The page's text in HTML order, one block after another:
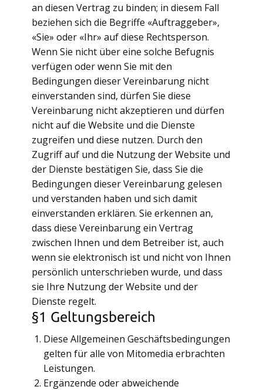
an diesen Vertrag zu binden; in diesem Fall
beziehen sich die Begriffe «Auftraggeber»,
«Sie» oder «Ihr» auf diese Rechtsperson.
Wenn Sie nicht über eine solche Befugnis
verfügen oder wenn Sie mit den
Bedingungen dieser Vereinbarung nicht
einverstanden sind, dürfen Sie diese
Vereinbarung nicht akzeptieren und dürfen
nicht auf die Website und die Dienste
zugreifen und diese nutzen. Durch den
Zugriff auf und die Nutzung der Website und
der Dienste bestätigen Sie, dass Sie die
Bedingungen dieser Vereinbarung gelesen
und verstanden haben und sich damit
einverstanden erklären. Sie erkennen an,
dass diese Vereinbarung ein Vertrag
zwischen Ihnen und dem Betreiber ist, auch
wenn sie elektronisch ist und nicht von Ihnen
persönlich unterschrieben wurde, und dass
sie Ihre Nutzung der Website und der
Dienste regelt.
§1 Geltungsbereich
Diese Allgemeinen Geschäftsbedingungen
gelten für alle von Mitomedia erbrachten
Leistungen.
Ergänzende oder abweichende